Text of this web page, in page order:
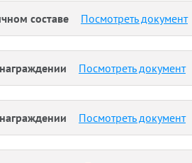
составе Посмотреть документ
Посмотреть документ
Посмотреть документ